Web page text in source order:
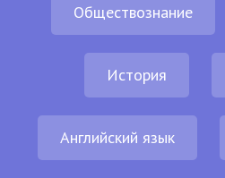
Обществознание
История
Английский язык